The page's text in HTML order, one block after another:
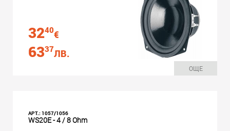
3240€
6337ЛВ.
ОЩЕ
АРТ.: 1057/1056
WS20E - 4 / 8 Ohm